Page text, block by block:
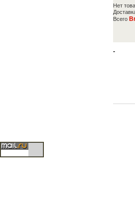
Нет
Всего
-